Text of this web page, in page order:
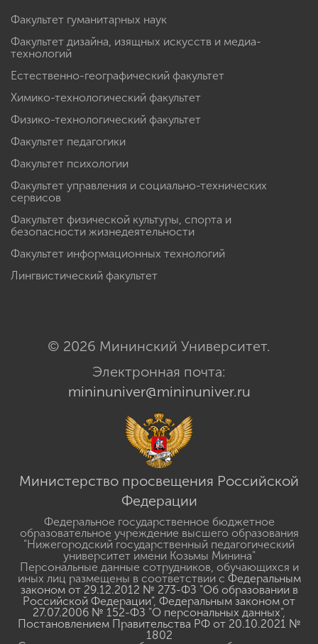
Факультет гуманитарных наук
Факультет дизайна, изящных искусств и медиа-
технологий
Естественно-географический факультет
Химико-технологический факультет
Физико-технологический факультет
Факультет педагогики
Факультет психологии
Факультет управления и социально-технических
сервисов
Факультет физической культуры, спорта и
безопасности жизнедеятельности
Факультет информационных технологий
Лингвистический факультет
© 2026 Мининский Университет.
Электронная почта:
mininuniver@mininuniver.ru
Министерство просвещения Российской
Федерации
Федеральное государственное бюджетное
образовательное учреждение высшего образования
"Нижегородский государственный педагогический
университет имени Козьмы Минина"
Персональные данные сотрудников, обучающихся и
иных лиц размещены в соответствии с Федеральным
законом от 29.12.2012 № 273-ФЗ "Об образовании в
Российской Федерации", Федеральным законом от
27.07.2006 № 152-ФЗ "О персональных данных",
Постановлением Правительства РФ от 20.10.2021 №
1802